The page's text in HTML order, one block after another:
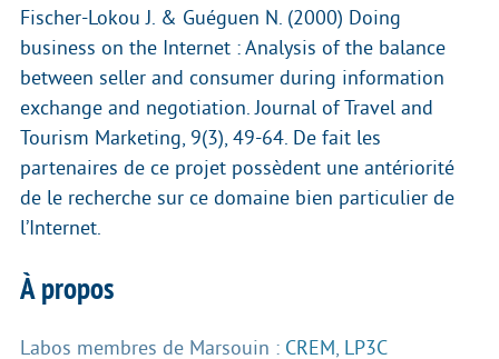
Fischer-Lokou J. & Guéguen N. (2000) Doing
business on the Internet : Analysis of the balance
between seller and consumer during information
exchange and negotiation. Journal of Travel and
Tourism Marketing, 9(3), 49-64. De fait les
partenaires de ce projet possèdent une antériorité
de le recherche sur ce domaine bien particulier de
l’Internet.
À propos
Labos membres de Marsouin : CREM LP3C